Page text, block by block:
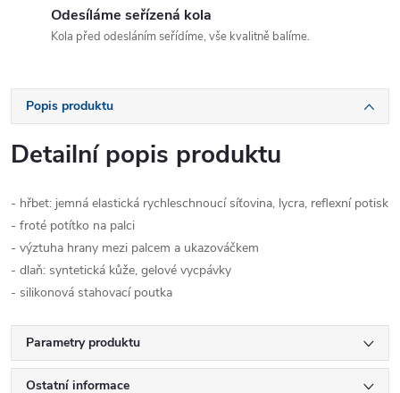
Odesíláme seřízená kola
Kola před odesláním seřídíme, vše kvalitně balíme.
Popis produktu
Detailní popis produktu
- hřbet: jemná elastická rychleschnoucí síťovina, lycra, reflexní potisk
- froté potítko na palci
- výztuha hrany mezi palcem a ukazováčkem
- dlaň: syntetická kůže, gelové vycpávky
- silikonová stahovací poutka
Parametry produktu
Ostatní informace